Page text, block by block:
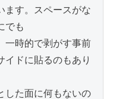
ます。スペースがな
でも
一時的で剥がす事前
イドに貼るのもあり
した面に何もないの